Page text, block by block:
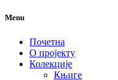
Menu
Почетна
О пројекту
Колекције
Књиге